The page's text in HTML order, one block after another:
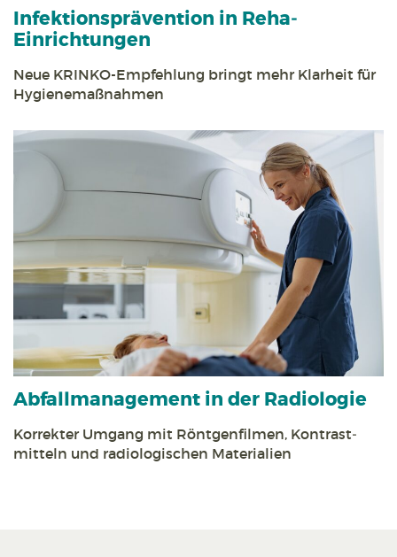
Infektions­prävention in Reha­
Einrichtungen
Neue KRINKO-Empfehlung bringt mehr Klarheit für
Hygiene­maßnahmen
Abfall­management in der Radiologie
Korrekter Umgang mit Röntgen­filmen, Kontrast­
mitteln und radiologischen Materialien